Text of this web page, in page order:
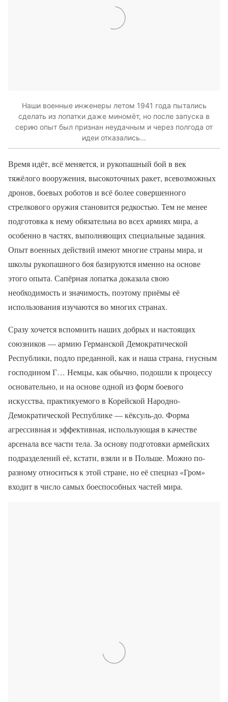
Наши военные инженеры летом 1941 года пытались
сделать из лопатки даже миномёт, но после запуска в
серию опыт был признан неудачным и через полгода от
идеи отказались…
Время идёт, всё меняется, и рукопашный бой в век
тяжёлого вооружения, высокоточных ракет, всевозможных
дронов, боевых роботов и всё более совершенного
стрелкового оружия становится редкостью. Тем не менее
подготовка к нему обязательна во всех армиях мира, а
особенно в частях, выполняющих специальные задания.
Опыт военных действий имеют многие страны мира, и
школы рукопашного боя базируются именно на основе
этого опыта. Сапёрная лопатка доказала свою
необходимость и значимость, поэтому приёмы её
использования изучаются во многих странах.
Сразу хочется вспомнить наших добрых и настоящих
союзников — армию Германской Демократической
Республики, подло преданной, как и наша страна, гнусным
господином Г… Немцы, как обычно, подошли к процессу
основательно, и на основе одной из форм боевого
искусства, практикуемого в Корейской Народно-
Демократической Республике — кёксуль-до. Форма
агрессивная и эффективная, использующая в качестве
арсенала все части тела. За основу подготовки армейских
подразделений её, кстати, взяли и в Польше. Можно по-
разному относиться к этой стране, но её спецназ «Гром»
входит в число самых боеспособных частей мира.